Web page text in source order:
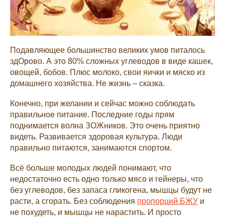
Подавляющее большинство великих умов питалось
здОрово. А это 80% сложных углеводов в виде кашек,
овощей, бобов. Плюс молоко, свои яички и мяско из
домашнего хозяйства. Не жизнь – сказка.
Конечно, при желании и сейчас можно соблюдать
правильное питание. Последние годы прям
поднимается волна ЗОЖников. Это очень приятно
видеть. Развивается здоровая культура. Люди
правильно питаются, занимаются спортом.
Всё больше молодых людей понимают, что
недостаточно есть одно только мясо и гейнеры, что
без углеводов, без запаса гликогена, мышцы будут не
расти, а сгорать. Без соблюдения пропорций БЖУ и
не похудеть, и мышцы не нарастить. И просто